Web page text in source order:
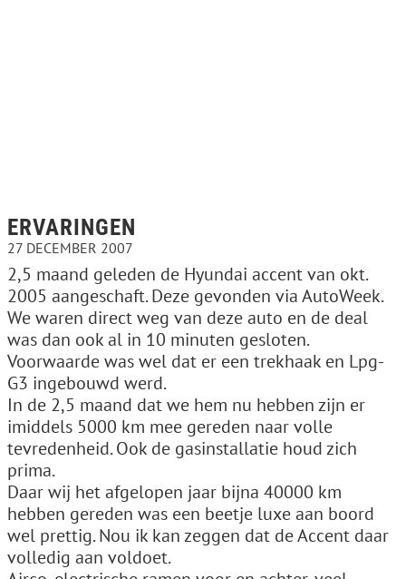
ERVARINGEN
27 DECEMBER 2007
2,5 maand geleden de Hyundai accent van okt.
2005 aangeschaft. Deze gevonden via AutoWeek.
We waren direct weg van deze auto en de deal
was dan ook al in 10 minuten gesloten.
Voorwaarde was wel dat er een trekhaak en Lpg-
G3 ingebouwd werd.
In de 2,5 maand dat we hem nu hebben zijn er
imiddels 5000 km mee gereden naar volle
tevredenheid. Ook de gasinstallatie houd zich
prima.
Daar wij het afgelopen jaar bijna 40000 km
hebben gereden was een beetje luxe aan boord
wel prettig. Nou ik kan zeggen dat de Accent daar
volledig aan voldoet.